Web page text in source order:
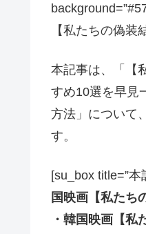
【私たちの偽
本記事は、「【
すめ10選を早見
方法」について
す。
[su_box title=”本
国映画【私たち
・韓国映画【私